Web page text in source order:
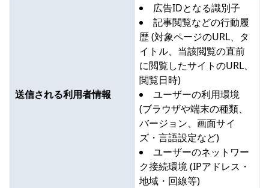
送信される利用者情報
広告IDとなる識別子
記事閲覧などの行動履
歴 (対象ページのURL、タ
イトル、当該閲覧の直前
に閲覧したサイトのURL、
閲覧日時)
ユーザーの利用環境
(ブラウザや端末の種類、
バージョン、画面サイ
ズ・言語設定など)
ユーザーのネットワー
ク接続環境 (IPアドレス・
地域・回線等)